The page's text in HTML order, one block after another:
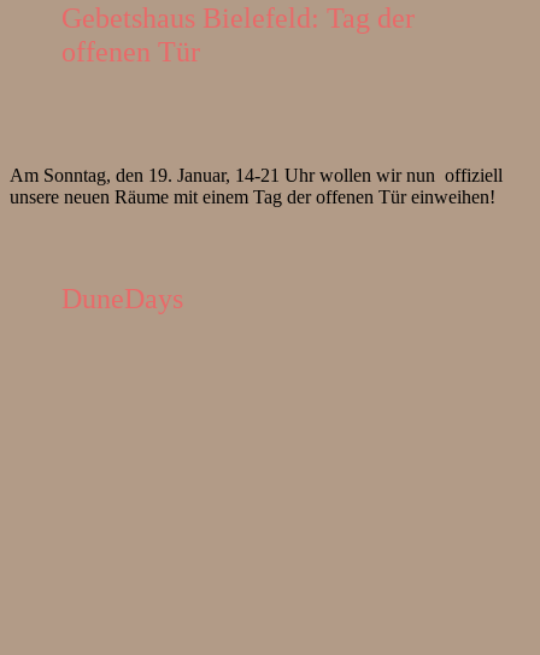
Gebetshaus Bielefeld: Tag der
offenen Tür
Am Sonntag, den 19. Januar, 14-21 Uhr wollen wir nun offiziell
unsere neuen Räume mit einem Tag der offenen Tür einweihen!
DuneDays